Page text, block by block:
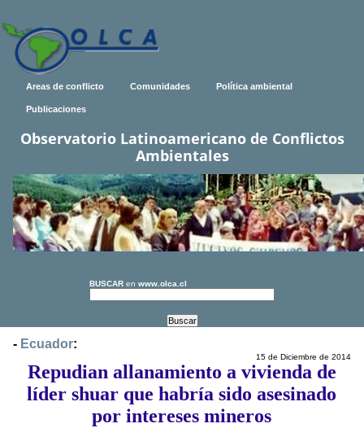
Areas de conflicto Comunidades Política ambiental
Publicaciones
Observatorio Latinoamericano de Conflictos
Ambientales
BUSCAR en www.olca.cl
- Ecuador:
15 de Diciembre de 2014
Repudian allanamiento a vivienda de
líder shuar que habría sido asesinado
por intereses mineros